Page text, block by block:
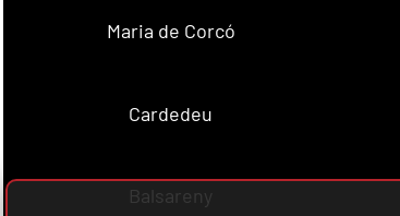
Maria de Corcó
Cardedeu
Balsareny